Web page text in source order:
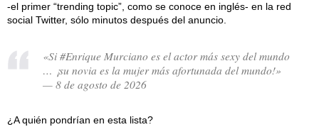
-el primer “trending topic”, como se conoce en inglés- en la red
social Twitter, sólo minutos después del anuncio.
«Si #Enrique Murciano es el actor más sexy del mundo
… ¡su novia es la mujer más afortunada del mundo!»
— 8 de agosto de 2026
¿A quién pondrían en esta lista?